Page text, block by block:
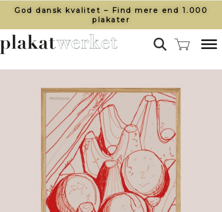
God dansk kvalitet – Find mere end 1.000
plakater​